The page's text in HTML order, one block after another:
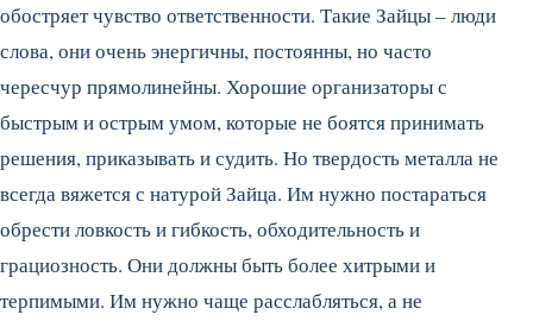
обостряет чувство ответственности. Такие Зайцы – люди
слова, они очень энергичны, постоянны, но часто
чересчур прямолинейны. Хорошие организаторы с
быстрым и острым умом, которые не боятся принимать
решения, приказывать и судить. Но твердость металла не
всегда вяжется с натурой Зайца. Им нужно постараться
обрести ловкость и гибкость, обходительность и
грациозность. Они должны быть более хитрыми и
терпимыми. Им нужно чаще расслабляться, а не